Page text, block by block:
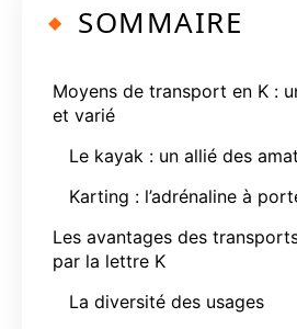
SOMMAIRE
Moyens de transport en K :
et varié
Le kayak : un allié des
Karting : l’adrénaline à
Les avantages des
par la lettre K
La diversité des usages